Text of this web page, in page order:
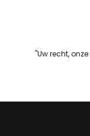
"Uw recht,